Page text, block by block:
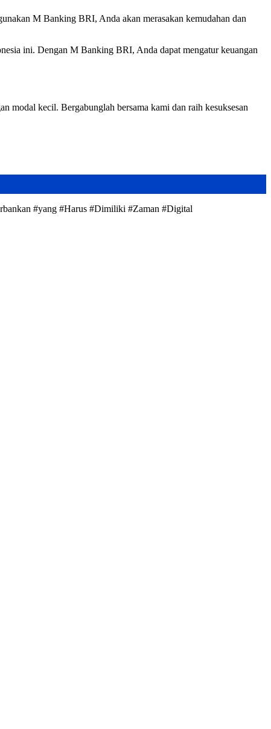
M Banking BRI, Anda akan merasakan kemudahan dan
ini. Dengan M Banking BRI, Anda dapat mengatur keuangan
modal kecil. Bergabunglah bersama kami dan raih kesuksesan
#yang #Harus #Dimiliki #Zaman #Digital